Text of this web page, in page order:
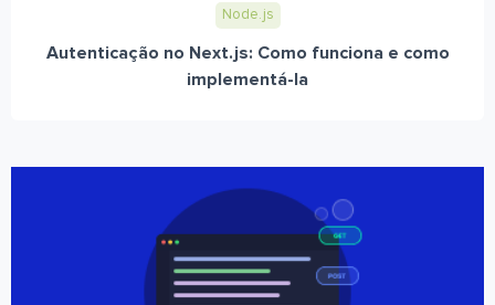
Node.js
Autenticação no Next.js: Como funciona e como
implementá-la